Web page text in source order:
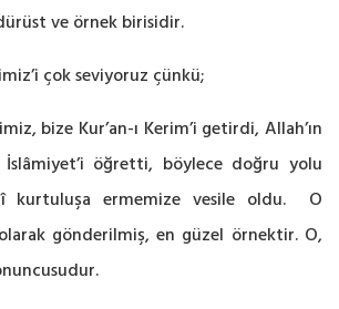
ve örnek birisidir.
çok seviyoruz çünkü;
bize Kur’an-ı Kerim’i getirdi, Allah’ın
öğretti, böylece doğru yolu
kurtuluşa ermemize vesile oldu. O
gönderilmiş, en güzel örnektir. O,